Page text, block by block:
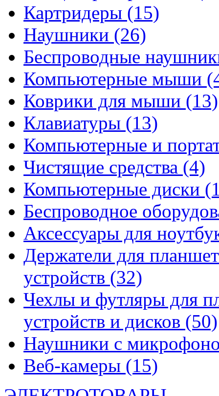
Картридеры (15)
Наушники (26)
Беспроводные
Компьютерные мыши
Коврики для мыши (13)
Клавиатуры (13)
Компьютерные и
Чистящие средства (4)
Компьютерные диски
Беспроводное
Аксессуары для
Держатели для
устройств (32)
Чехлы и футляры для
устройств и дисков (50)
Наушники с
Веб-камеры (15)